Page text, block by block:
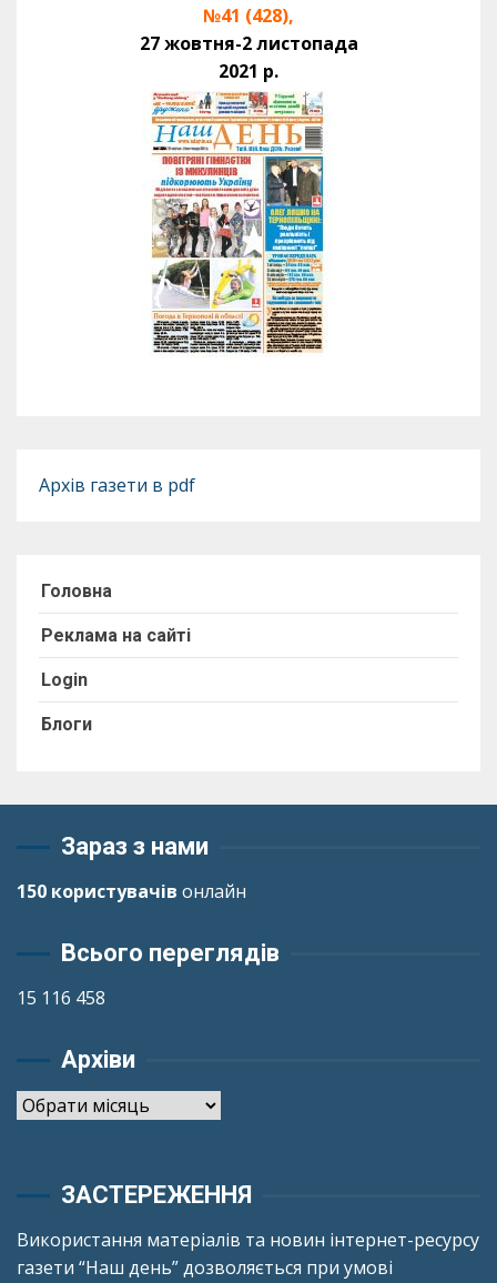
№41 (428),
27 жовтня-2 листопада
2021 р.
Архів газети в pdf
Головна
Реклама на сайті
Login
Блоги
Зараз з нами
150 користувачів онлайн
Всього переглядів
15 116 458
Архіви
Архіви
ЗАСТЕРЕЖЕННЯ
Використання матеріалів та новин інтернет-ресурсу
газети “Наш день” дозволяється при умові